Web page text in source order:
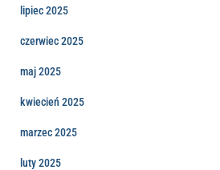
lipiec 2025
czerwiec 2025
maj 2025
kwiecień 2025
marzec 2025
luty 2025